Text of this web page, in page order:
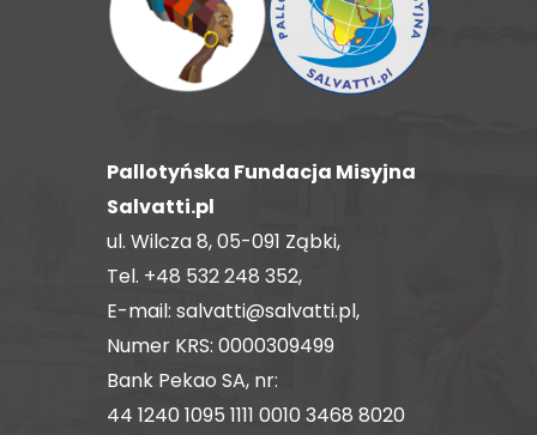
Pallotyńska Fundacja Misyjna
Salvatti.pl
ul. Wilcza 8, 05-091 Ząbki,
Tel. +48 532 248 352,
E-mail: salvatti@salvatti.pl,
Numer KRS: 0000309499
Bank Pekao SA, nr:
44 1240 1095 1111 0010 3468 8020